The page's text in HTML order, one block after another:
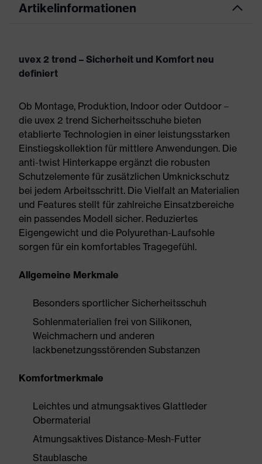
Artikelinformationen
uvex 2 trend – Sicherheit und Komfort neu
definiert
Ob Montage, Produktion, Indoor oder Outdoor –
die uvex 2 trend Sicherheitsschuhe bieten
etablierte Technologien in einer leistungsstarken
Einstiegskollektion für mittlere Anwendungen. Die
anti-twist Hinterkappe ergänzt die robusten
Schutzelemente für zusätzlichen Umknickschutz
bei jedem Arbeitsschritt. Die Vielfalt an Materialien
und Features stellt für zahlreiche Einsatzbereiche
ein passendes Modell sicher. Reduziertes
Eigengewicht und die Polyurethan-Laufsohle
sorgen für ein komfortables Tragegefühl.
Allgemeine Merkmale
Besonders sportlicher Sicherheitsschuh
Sohlenmaterialien frei von Silikonen,
Weichmachern und anderen
lackbenetzungsstörenden Substanzen
Komfortmerkmale
Leichtes und atmungsaktives Glattleder
Obermaterial
Atmungsaktives Distance-Mesh-Futter
Staublasche